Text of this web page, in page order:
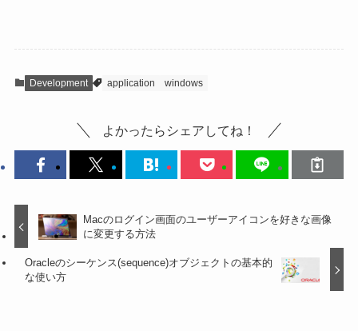
Development application windows
よかったらシェアしてね！
Macのログイン画面のユーザーアイコンを好きな画像
に変更する方法
Oracleのシーケンス(sequence)オブジェクトの基本的
な使い方